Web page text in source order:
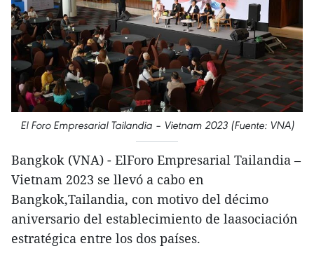
El Foro Empresarial Tailandia – Vietnam 2023 (Fuente: VNA)
Bangkok (VNA) - ElForo Empresarial Tailandia –
Vietnam 2023 se llevó a cabo en
Bangkok,Tailandia, con motivo del décimo
aniversario del establecimiento de laasociación
estratégica entre los dos países.